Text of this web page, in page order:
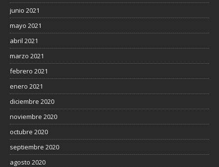
junio 2021
mayo 2021
abril 2021
marzo 2021
febrero 2021
enero 2021
diciembre 2020
noviembre 2020
octubre 2020
septiembre 2020
agosto 2020